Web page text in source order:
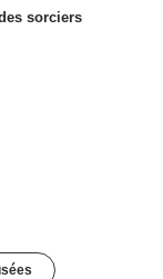
sorciers